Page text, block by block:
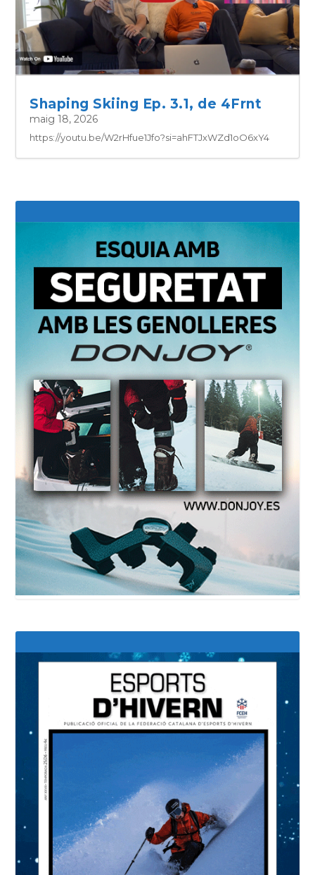
Shaping Skiing Ep. 3.1, de 4Frnt
maig 18, 2026
https://youtu.be/W2rHfue1Jfo?si=ahFTJxWZd1oO6xY4